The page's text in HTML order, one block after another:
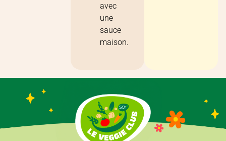
avec
une
sauce
maison.